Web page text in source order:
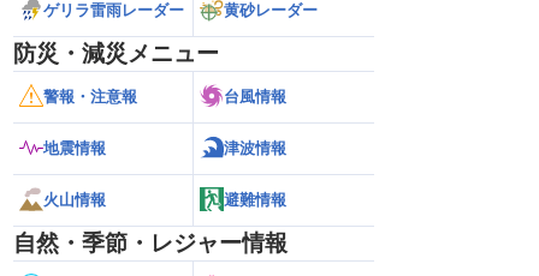
ゲリラ雷雨レーダー 黄砂レーダー
防災・減災メニュー
警報・注意報 台風情報
地震情報 津波情報
火山情報 避難情報
自然・季節・レジャー情報